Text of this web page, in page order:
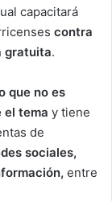
capacitará
contra
gratuita.
que no es
el tema y tiene
de
sociales,
entre